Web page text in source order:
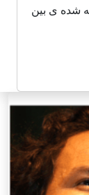
شاعر شناخته شده ی بین